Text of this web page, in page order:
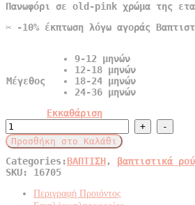
120,00€
140,00€
Πανωφόρι σε old-pink χρώμα της
✂️ -10% έκπτωση λόγω αγοράς
Μέγεθος
9-12 μηνών
12-18 μηνών
18-24 μηνών
24-36 μηνών
Εκκαθάριση
Πανωφόρι
old-
pink
Bambolino
"Kleopatra"
Προσθήκη στο Καλάθι
Categories:ΒΑΠΤΙΣΗ, βαπτιστικά
SKU: 16705
Περιγραφή Προιόντος